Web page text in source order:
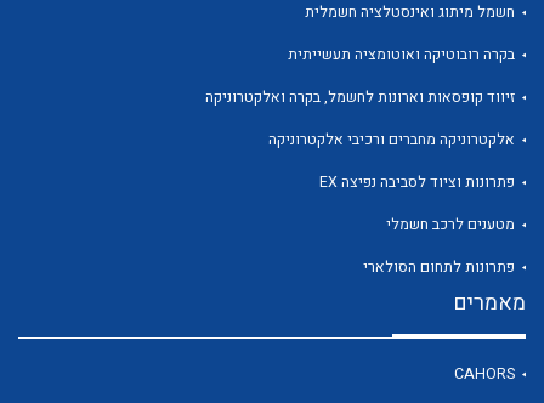
חשמל מיתוג ואינסטלציה חשמלית
בקרה רובוטיקה ואוטומציה תעשייתית
זיווד קופסאות וארונות לחשמל, בקרה ואלקטרוניקה
אלקטרוניקה מחברים ורכיבי אלקטרוניקה
פתרונות וציוד לסביבה נפיצה EX
מטענים לרכב חשמלי
פתרונות לתחום הסולארי
מאמרים
CAHORS